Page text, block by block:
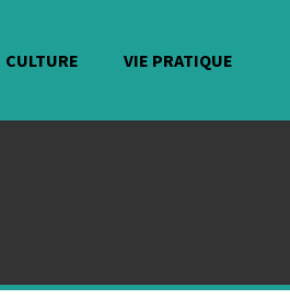
CULTURE VIE PRATIQUE